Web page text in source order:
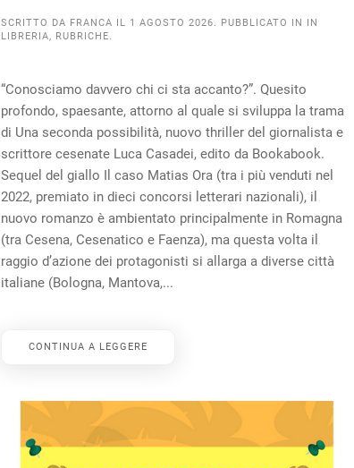
SCRITTO DA FRANCA IL 1 AGOSTO 2026. PUBBLICATO IN
IN
LIBRERIA, RUBRICHE.
“Conosciamo davvero chi ci sta accanto?”. Quesito
profondo, spaesante, attorno al quale si sviluppa la trama
di Una seconda possibilità, nuovo thriller del giornalista e
scrittore cesenate Luca Casadei, edito da Bookabook.
Sequel del giallo Il caso Matias Ora (tra i più venduti nel
2022, premiato in dieci concorsi letterari nazionali), il
nuovo romanzo è ambientato principalmente in Romagna
(tra Cesena, Cesenatico e Faenza), ma questa volta il
raggio d’azione dei protagonisti si allarga a diverse città
italiane (Bologna, Mantova,...
CONTINUA A LEGGERE